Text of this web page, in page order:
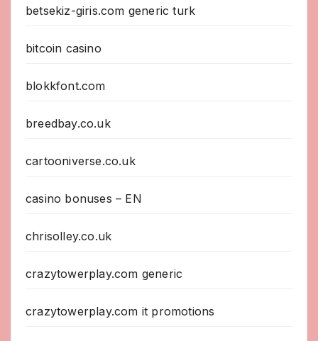
betsekiz-giris.com generic turk
bitcoin casino
blokkfont.com
breedbay.co.uk
cartooniverse.co.uk
casino bonuses – EN
chrisolley.co.uk
crazytowerplay.com generic
crazytowerplay.com it promotions